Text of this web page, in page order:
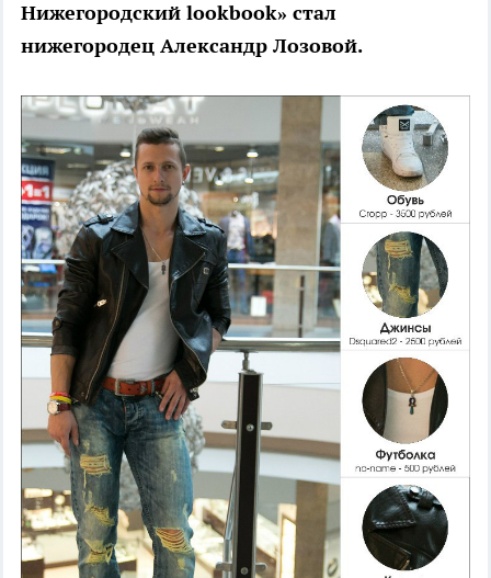
Нижегородский lookbook» стал
нижегородец Александр Лозовой.